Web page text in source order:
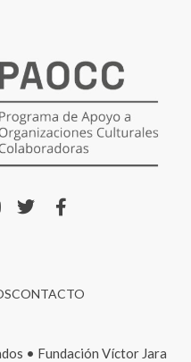
CONTACTO
• Fundación Víctor Jara